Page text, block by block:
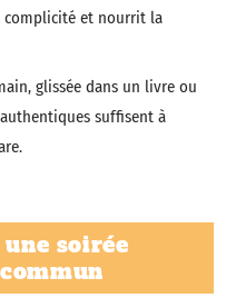
complicité et nourrit la
glissée dans un livre ou
suffisent à
soirée